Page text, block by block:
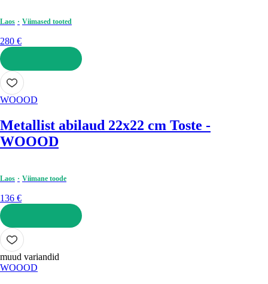
Laos Viimased tooted
280 €
LISA OSTUKORVI
WOOOD
Metallist abilaud 22x22 cm Toste -
WOOOD
Laos Viimane toode
136 €
LISA OSTUKORVI
muud variandid
WOOOD